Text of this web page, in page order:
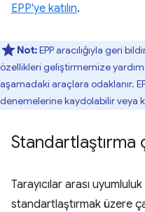
EPP'ye katılın.
Not:EPP aracılığıyla geri
özellikleri geliştirmemize
aşamadaki araçlara odaklanır.
denemelerine kaydolabilir veya
Standartlaştırma
Tarayıcılar arası
standartlaştırmak üzere